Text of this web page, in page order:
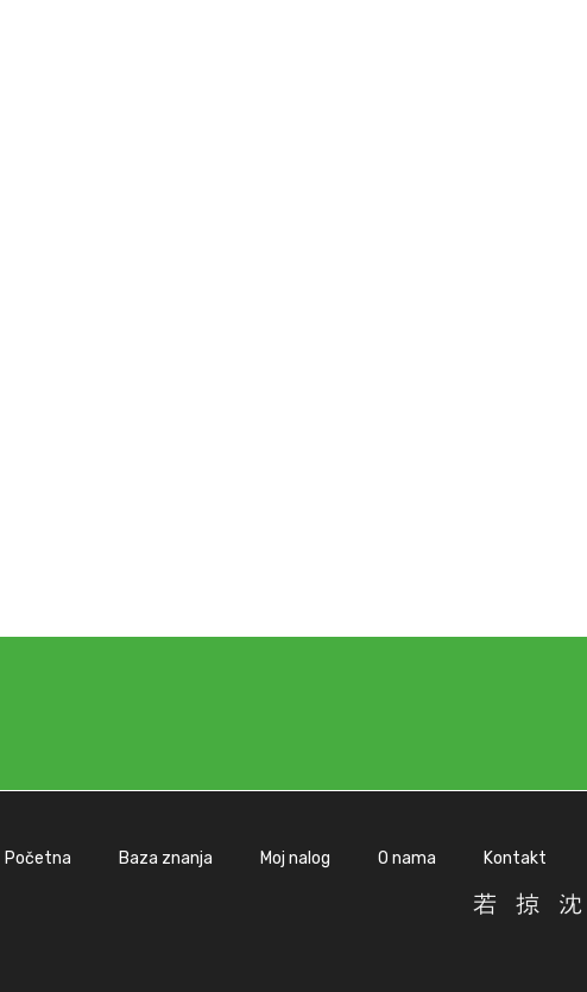
Početna Baza znanja Moj nalog O nama Kontakt